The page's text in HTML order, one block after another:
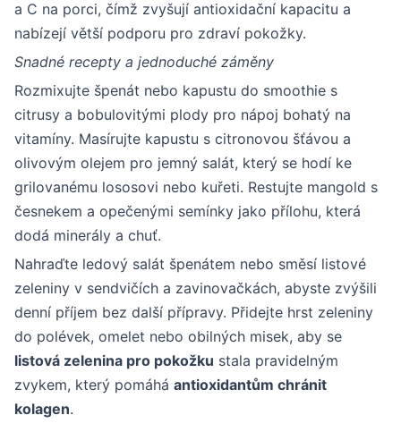
a C na porci, čímž zvyšují antioxidační kapacitu a
nabízejí větší podporu pro zdraví pokožky.
Snadné recepty a jednoduché záměny
Rozmixujte špenát nebo kapustu do smoothie s
citrusy a bobulovitými plody pro nápoj bohatý na
vitamíny. Masírujte kapustu s citronovou šťávou a
olivovým olejem pro jemný salát, který se hodí ke
grilovanému lososovi nebo kuřeti. Restujte mangold s
česnekem a opečenými semínky jako přílohu, která
dodá minerály a chuť.
Nahraďte ledový salát špenátem nebo směsí listové
zeleniny v sendvičích a zavinovačkách, abyste zvýšili
denní příjem bez další přípravy. Přidejte hrst zeleniny
do polévek, omelet nebo obilných misek, aby se
listová zelenina pro pokožku stala pravidelným
zvykem, který pomáhá antioxidantům chránit
kolagen.